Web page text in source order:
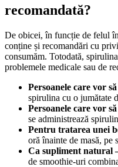
recomandată?
De obicei, în funcție de felul
conține și recomandări cu
consumăm. Totodată,
problemele medicale sau de
Persoanele care vor să
spirulina cu o jumătate
Persoanele care vor
se administrează
Pentru tratarea unei
oră înainte de masă, pe
Ca supliment natural
de smoothie-uri